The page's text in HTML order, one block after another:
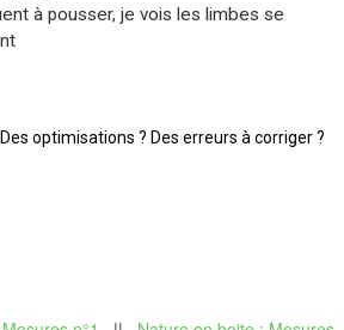
à pousser, je vois les limbes se
optimisations ? Des erreurs à corriger ?